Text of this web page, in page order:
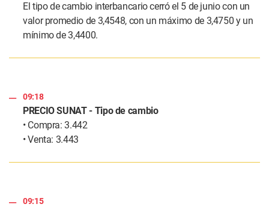
El tipo de cambio interbancario cerró el 5 de junio con un
valor promedio de 3,4548, con un máximo de 3,4750 y un
mínimo de 3,4400.
09:18
PRECIO SUNAT - Tipo de cambio
• Compra: 3.442
• Venta: 3.443
09:15